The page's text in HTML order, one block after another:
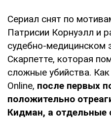
Сериал снят по
Патрисии Корнуэлл и
судебно-медицинском
Скарпетте, которая
сложные убийства. Как
Online, после первых
положительно
Кидман, а отдельные